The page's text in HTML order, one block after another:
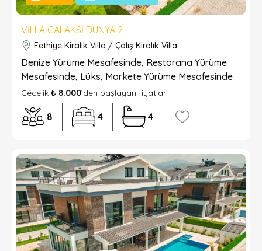
VILLA GALAKSI DÜNYA 2
Fethiye Kiralık Villa / Çalış Kiralık Villa
Denize Yürüme Mesafesinde, Restorana Yürüme
Mesafesinde, Lüks, Markete Yürüme Mesafesinde
Gecelik ₺ 8.000’den başlayan fiyatlar!
8 4 4